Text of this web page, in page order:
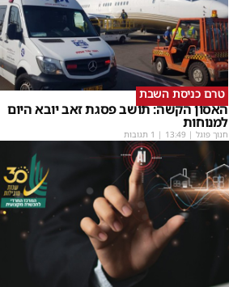
טרם כניסת השבת
האסון הקשה: תושב פסגת זאב יובא היום
למנוחות
חנוך פוגל |
13:49 | 1 תגובות